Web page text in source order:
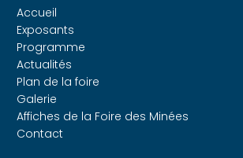
Accueil
Exposants
Programme
Actualités
Plan de la foire
Galerie
Affiches de la Foire des Minées
Contact